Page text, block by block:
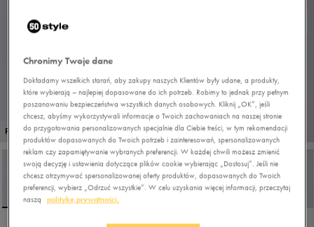
PROMO: DO -30% 1/9
Chronimy Twoje dane
Dokładamy wszelkich starań, aby zakupy naszych Klientów były udane, a produkty,
które wybierają – najlepiej dopasowane do ich potrzeb. Robimy to jednak przy pełnym
poszanowaniu bezpieczeństwa wszystkich danych osobowych. Kliknij „OK”, jeśli
chcesz, abyśmy wykorzystywali informacje o Twoich zachowaniach na naszej stronie
do przygotowania personalizowanych specjalnie dla Ciebie treści, w tym rekomendacji
produktów dopasowanych do Twoich potrzeb i zainteresowań, spersonalizowanych
reklam czy zapamiętywanie wybranych preferencji. W każdej chwili możesz zmienić
swoją decyzję i ustawienia dotyczące plików cookie wybierając „Dostosuj”. Jeśli nie
chcesz otrzymywać spersonalizowanej oferty produktów, dopasowanych do Twoich
preferencji, wybierz „Odrzuć wszystkie”. W celu uzyskania więcej informacji, przeczytaj
naszą
politykę prywatności.